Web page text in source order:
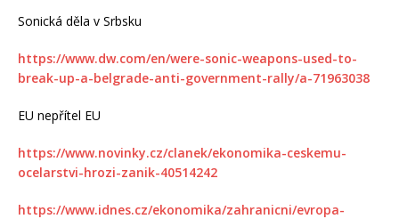
Sonická děla v Srbsku
https://www.dw.com/en/were-sonic-weapons-used-to-
break-up-a-belgrade-anti-government-rally/a-71963038
EU nepřítel EU
https://www.novinky.cz/clanek/ekonomika-ceskemu-
ocelarstvi-hrozi-zanik-40514242
https://www.idnes.cz/ekonomika/zahranicni/evropa-